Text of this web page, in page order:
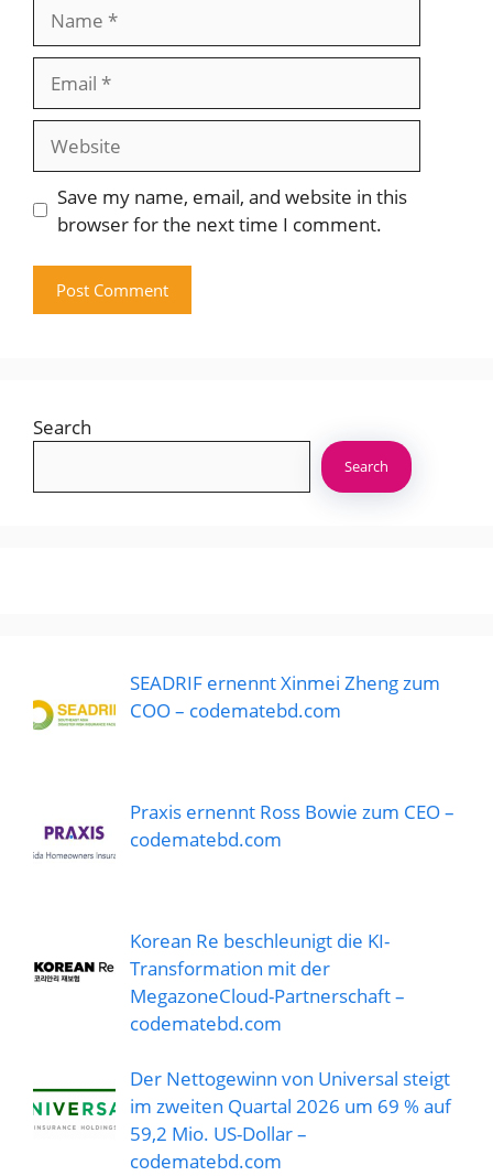
Website
Save my name, email, and website in this
browser for the next time I comment.
Search
Search
SEADRIF ernennt Xinmei Zheng zum
COO – codematebd.com
Praxis ernennt Ross Bowie zum CEO –
codematebd.com
Korean Re beschleunigt die KI-
Transformation mit der
MegazoneCloud-Partnerschaft –
codematebd.com
Der Nettogewinn von Universal steigt
im zweiten Quartal 2026 um 69 % auf
59,2 Mio. US-Dollar –
codematebd.com